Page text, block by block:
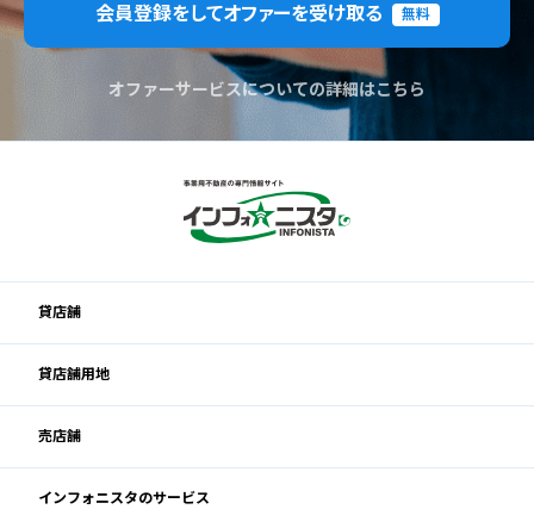
会員登録をしてオファーを受け取る 無料
オファーサービスについての詳細はこちら
貸店舗
貸店舗用地
売店舗
インフォニスタのサービス